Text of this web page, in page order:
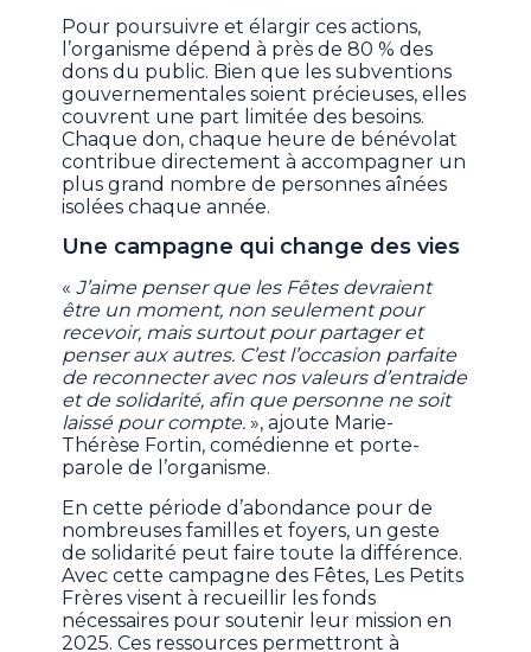
Pour poursuivre et élargir ces actions,
l’organisme dépend à près de 80 % des
dons du public. Bien que les subventions
gouvernementales soient précieuses, elles
couvrent une part limitée des besoins.
Chaque don, chaque heure de bénévolat
contribue directement à accompagner un
plus grand nombre de personnes aînées
isolées chaque année.
Une campagne qui change des vies
«J’aime penser que les Fêtes devraient
être un moment, non seulement pour
recevoir, mais surtout pour partager et
penser aux autres. C’est l’occasion parfaite
de reconnecter avec nos valeurs d’entraide
et de solidarité, afin que personne ne soit
laissé pour compte. », ajoute Marie-
Thérèse Fortin, comédienne et porte-
parole de l’organisme.
En cette période d’abondance pour de
nombreuses familles et foyers, un geste
de solidarité peut faire toute la différence.
Avec cette campagne des Fêtes, Les Petits
Frères visent à recueillir les fonds
nécessaires pour soutenir leur mission en
2025. Ces ressources permettront à